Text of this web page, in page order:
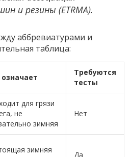
и резины (ETRMA).
аббревиатурами и
таблица:
Требуются
тесты
для грязи
не
зимняя
Нет
зимняя
Да